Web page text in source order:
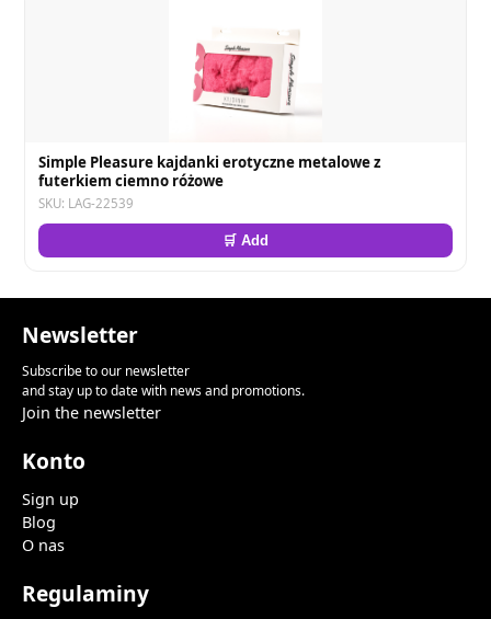
Simple Pleasure kajdanki erotyczne metalowe z
futerkiem ciemno różowe
SKU: LAG-22539
🛒 Add
Newsletter
Subscribe to our newsletter
and stay up to date with news and promotions.
Join the newsletter
Konto
Sign up
Blog
O nas
Regulaminy